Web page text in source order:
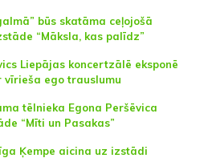
būs skatāma ceļojošā
“Māksla, kas palīdz”
Liepājas koncertzālē eksponē
vīrieša ego trauslumu
tēlnieka Egona Peršēvica
“Mīti un Pasakas”
Ķempe aicina uz izstādi